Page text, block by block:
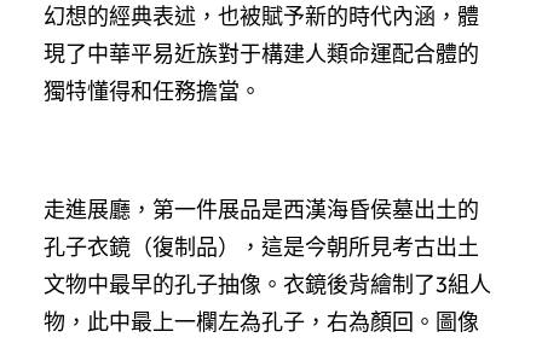
幻想的經典表述，也被賦予新的時代內涵，體
現了中華平易近族對于構建人類命運配合體的
獨特懂得和任務擔當。
走進展廳，第一件展品是西漢海昏侯墓出土的
孔子衣鏡（復制品），這是今朝所見考古出土
文物中最早的孔子抽像。衣鏡後背繪制了3組人
物，此中最上一欄左為孔子，右為顏回。圖像